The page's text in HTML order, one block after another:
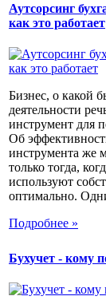
Аутсорсинг
как это работает
Бизнес, о какой
деятельности
инструмент для
Об
инструмента же
только тогда,
используют
оптимально.
Подробнее »
Бухучет - кому